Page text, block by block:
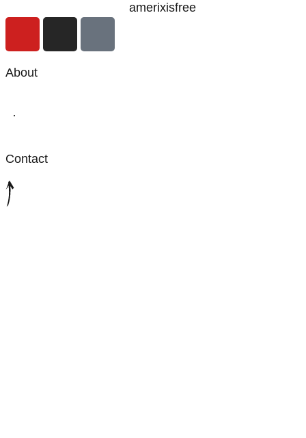
About
·
Contact
amerixisfree